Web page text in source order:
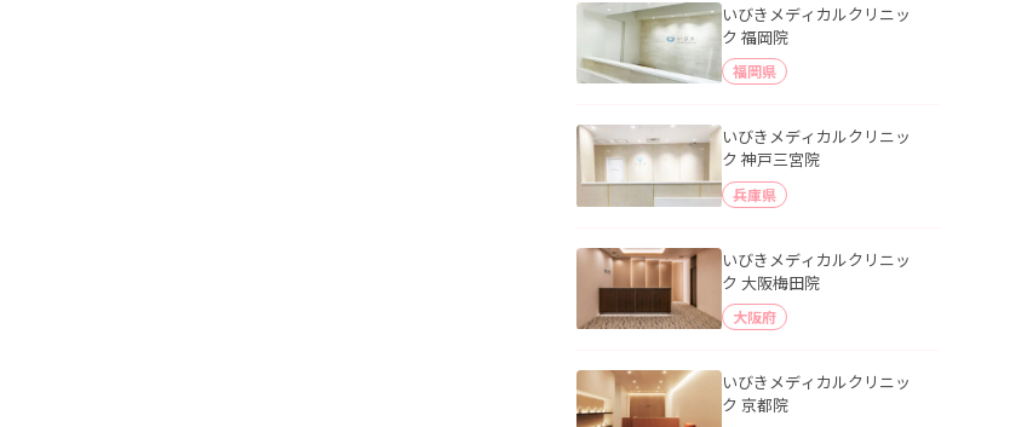
いびきメディカルクリニッ
ク 福岡院
福岡県
いびきメディカルクリニッ
ク 神戸三宮院
兵庫県
いびきメディカルクリニッ
ク 大阪梅田院
大阪府
いびきメディカルクリニッ
ク 京都院